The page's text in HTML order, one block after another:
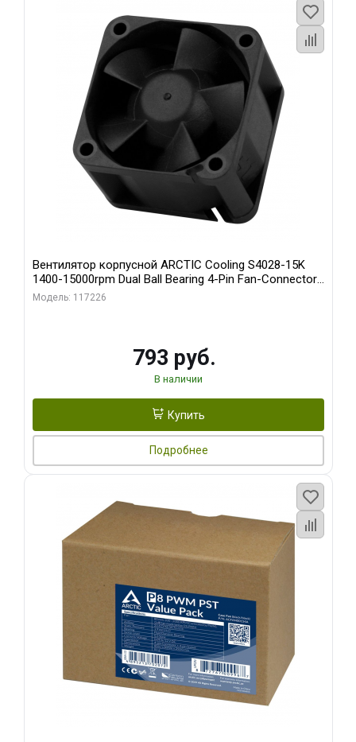
Вентилятор корпусной ARCTIC Cooling S4028-15K
1400-15000rpm Dual Ball Bearing 4-Pin Fan-Connector
(ACFAN00264A)
Модель: 117226
793 руб.
В наличии
Купить
Подробнее